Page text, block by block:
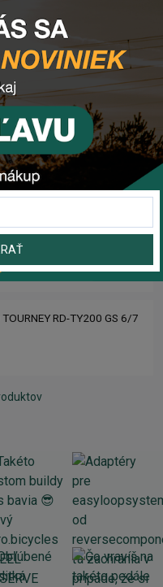
SIGNAL
DT V2
SYNTH
košík CRUSSIS YBC-01
RD-TY200 GS 6/7